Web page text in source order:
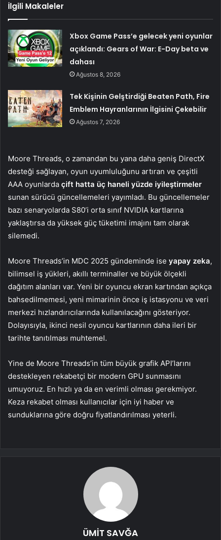
İlgili Makaleler
Xbox Game Pass’e gelecek yeni oyunlar
açıklandı: Gears of War: E-Day beta ve
dahası
Ağustos 8, 2026
Tek Kişinin Gelştirdiği Beaten Path, Fire
Emblem Hayranlarının İlgisini Çekebilir
Ağustos 7, 2026
Moore Threads, o zamandan bu yana daha geniş DirectX
desteği sağlayan, oyun uyumluluğunu artıran ve çeşitli
AAA oyunlarda çift hatta üç haneli yüzde iyileştirmeler
sunan sürücü güncellemeleri yayımladı. Bu güncellemeler
bazı senaryolarda S80’i orta sınıf NVIDIA kartlarına
yaklaştırsa da yüksek güç tüketimi imajını tam olarak
silemedi.
Moore Threads’in MDC 2025 gündeminde ise yapay zeka,
bilimsel iş yükleri, akıllı terminaller ve büyük ölçekli
dağıtım alanları var. Yeni bir oyuncu ekran kartından açıkça
bahsedilmemesi, yeni mimarinin önce iş istasyonu ve veri
merkezi hızlandırıcılarında kullanılacağını gösteriyor.
Dolayısıyla, ikinci nesil oyuncu kartlarının daha ileri bir
tarihte tanıtılması muhtemel.
Yine de Moore Threads’in tüm büyük grafik API’larını
destekleyen rekabetçi bir modern GPU sunmasını
umuyoruz. En hızlı ya da en verimli olması gerekmiyor.
Keza rekabet olması kullanıcılar için iyi haber ve
sunduklarına göre doğru fiyatlandırılması yeterli.
ÜMİT SAVĞA